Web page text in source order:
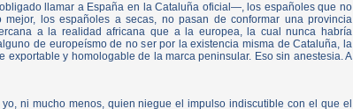
llamar a España en la Cataluña oficial—, los españoles que no
mejor, los españoles a secas, no pasan de conformar una provincia
a la realidad africana que a la europea, la cual nunca habría
de europeísmo de no ser por la existencia misma de Cataluña, la
exportable y homologable de la marca peninsular. Eso sin anestesia. A
ni mucho menos, quien niegue el impulso indiscutible con el que el